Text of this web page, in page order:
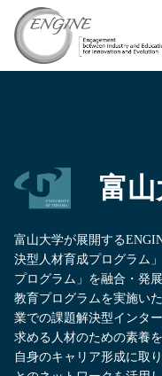
富
富山大学が展開する
決型人材育成プログラム
プログラム」を融合・発
教育プログラムを実施い
業での課題解決型インタ
求める人材のための素養
自身のキャリア形成に取